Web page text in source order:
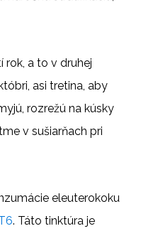
rok, a to v druhej
asi tretina, aby
rozrežú na kúsky
v sušiarňach pri
eleuterokoku
. Táto tinktúra je